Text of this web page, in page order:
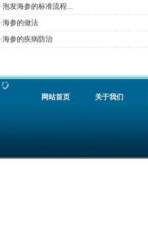
·泡发海参的标准流程...
·海参的做法
·海参的疾病防治
网站首页 关于我们